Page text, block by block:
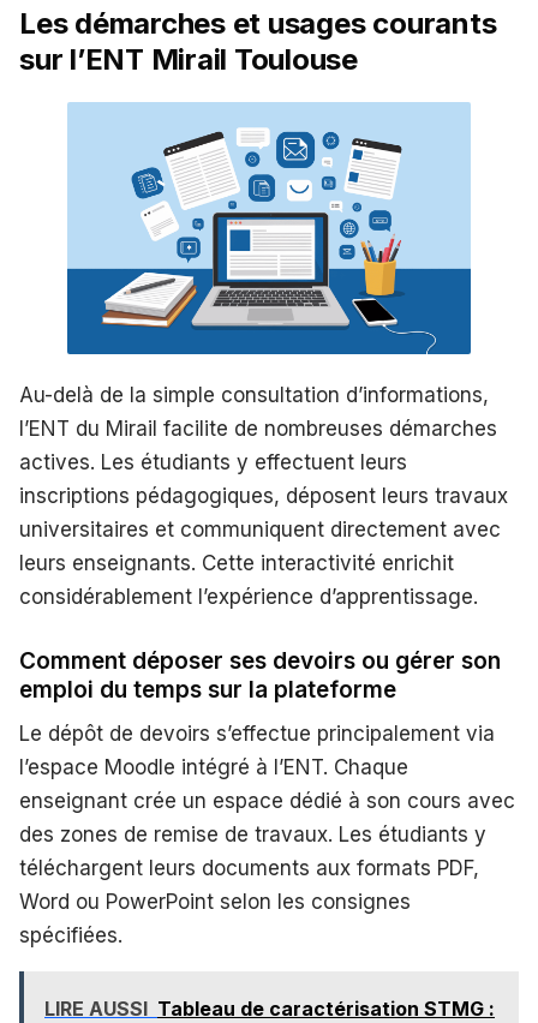
Les démarches et usages courants
sur l’ENT Mirail Toulouse
Au-delà de la simple consultation d’informations,
l’ENT du Mirail facilite de nombreuses démarches
actives. Les étudiants y effectuent leurs
inscriptions pédagogiques, déposent leurs travaux
universitaires et communiquent directement avec
leurs enseignants. Cette interactivité enrichit
considérablement l’expérience d’apprentissage.
Comment déposer ses devoirs ou gérer son
emploi du temps sur la plateforme
Le dépôt de devoirs s’effectue principalement via
l’espace Moodle intégré à l’ENT. Chaque
enseignant crée un espace dédié à son cours avec
des zones de remise de travaux. Les étudiants y
téléchargent leurs documents aux formats PDF,
Word ou PowerPoint selon les consignes
spécifiées.
LIRE AUSSI Tableau de caractérisation STMG :